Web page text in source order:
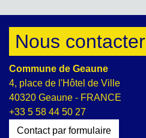
Nous contacter
Commune de Geaune
4, place de l'Hôtel de Ville
40320 Geaune - FRANCE
+33 5 58 44 50 27
Contact par formulaire